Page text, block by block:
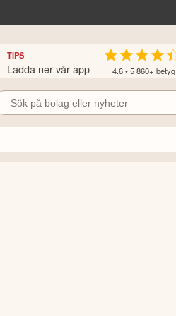
TIPS
Ladda ner vår app 4.6 • 5 860+ betyg